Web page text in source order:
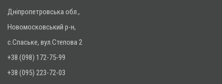
Дніпропетровська обл.,
Новомосковський р-н,
с.Спаське, вул.Степова 2
+38 (098) 172-75-99
+38 (095) 223-72-03